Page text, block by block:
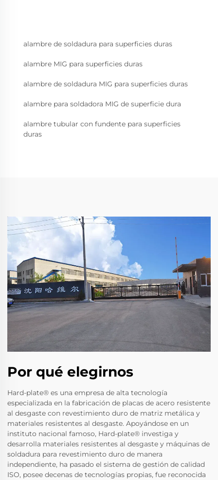
alambre de soldadura para superficies duras
alambre MIG para superficies duras
alambre de soldadura MIG para superficies duras
alambre para soldadora MIG de superficie dura
alambre tubular con fundente para superficies
duras
Por qué elegirnos
Hard-plate® es una empresa de alta tecnología
especializada en la fabricación de placas de acero resistente
al desgaste con revestimiento duro de matriz metálica y
materiales resistentes al desgaste. Apoyándose en un
instituto nacional famoso, Hard-plate® investiga y
desarrolla materiales resistentes al desgaste y máquinas de
soldadura para revestimiento duro de manera
independiente, ha pasado el sistema de gestión de calidad
ISO, posee decenas de tecnologías propias, fue reconocida